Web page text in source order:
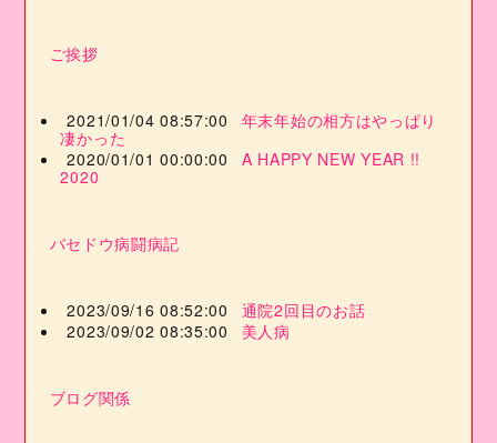
ご挨拶
2021/01/04 08:57:00
年末年始の相方はやっぱり
凄かった
2020/01/01 00:00:00
A HAPPY NEW YEAR !!
2020
バセドウ病闘病記
2023/09/16 08:52:00
通院2回目のお話
2023/09/02 08:35:00
美人病
ブログ関係